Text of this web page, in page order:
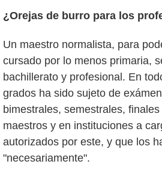
¿Orejas de burro para los
Un maestro normalista, para
cursado por lo menos primaria,
bachillerato y profesional. En
grados ha sido sujeto de
bimestrales, semestrales,
maestros y en instituciones a
autorizados por este, y que los
"necesariamente".